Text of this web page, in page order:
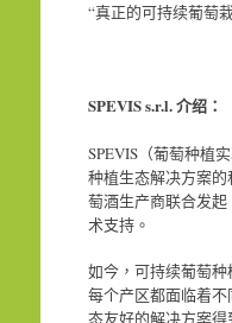
“真正的可持续葡萄
SPEVIS s.r.l.介绍：
SPEVIS（葡萄种植
种植生态解决方案
萄酒生产商联合发
术支持。
如今，可持续葡萄种
每个产区都面临着
态友好的解决方案